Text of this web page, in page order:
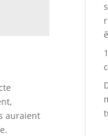
auraient